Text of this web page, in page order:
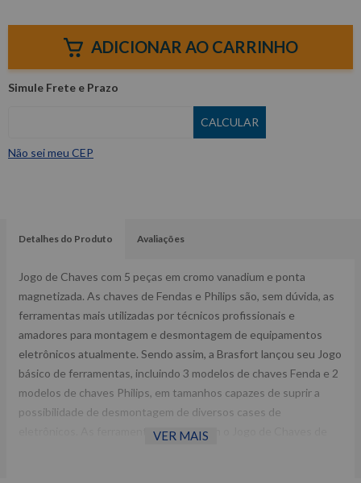
ADICIONAR AO CARRINHO
Não sei meu CEP
Detalhes do Produto Avaliações
Jogo de Chaves com 5 peças em cromo vanadium e ponta
magnetizada. As chaves de Fendas e Philips são, sem dúvida, as
ferramentas mais utilizadas por técnicos profissionais e
amadores para montagem e desmontagem de equipamentos
eletrônicos atualmente. Sendo assim, a Brasfort lançou seu Jogo
básico de ferramentas, incluindo 3 modelos de chaves Fenda e 2
modelos de chaves Philips, em tamanhos capazes de suprir a
possibilidade de desmontagem de diversos cases de
eletrônicos. As ferramentas que formam o Jogo de Chaves de
VER MAIS